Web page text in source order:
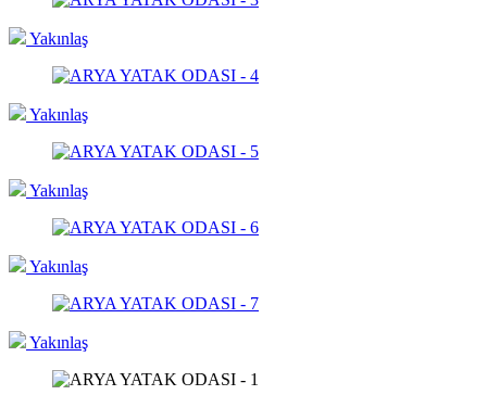
Yakınlaş
Yakınlaş
Yakınlaş
Yakınlaş
Yakınlaş